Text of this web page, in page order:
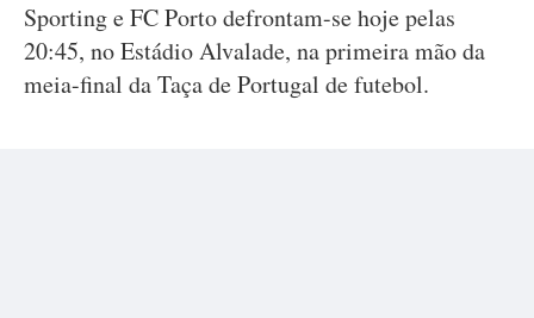
Sporting e FC Porto defrontam-se hoje pelas
20:45, no Estádio Alvalade, na primeira mão da
meia-final da Taça de Portugal de futebol.